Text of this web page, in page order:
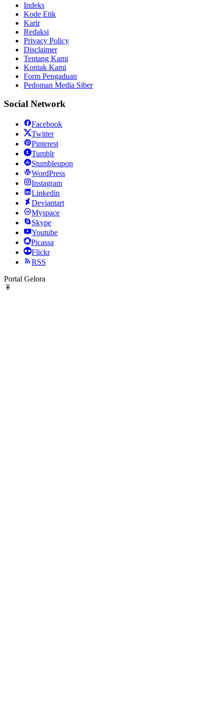
Indeks
Kode Etik
Karir
Redaksi
Privacy Policy
Disclaimer
Tentang Kami
Kontak Kami
Form Pengaduan
Pedoman Media Siber
Social Network
Facebook
Twitter
Pinterest
Tumblr
Stumbleupon
WordPress
Instagram
Linkedin
Deviantart
Myspace
Skype
Youtube
Picassa
Flickr
RSS
Portal Gelora